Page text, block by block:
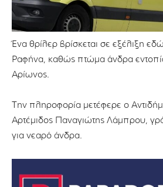
Ένα θρίλερ βρίσκεται σε εξέλιξη
Ραφήνα, καθώς πτώμα άνδρα
Αρίωνος.
Την πληροφορία μετέφερε ο
Αρτέμιδος Παναγιώτης Λάμπρου,
για νεαρό άνδρα.